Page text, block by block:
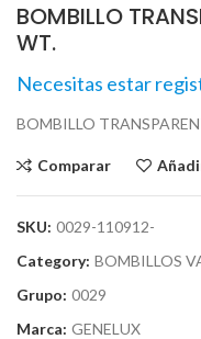
BOMBILLO
WT.
Necesitas estar
BOMBILLO
Comparar
SKU: 0029-110912-
Category: BOMBILLOS
Grupo: 0029
Marca: GENELUX